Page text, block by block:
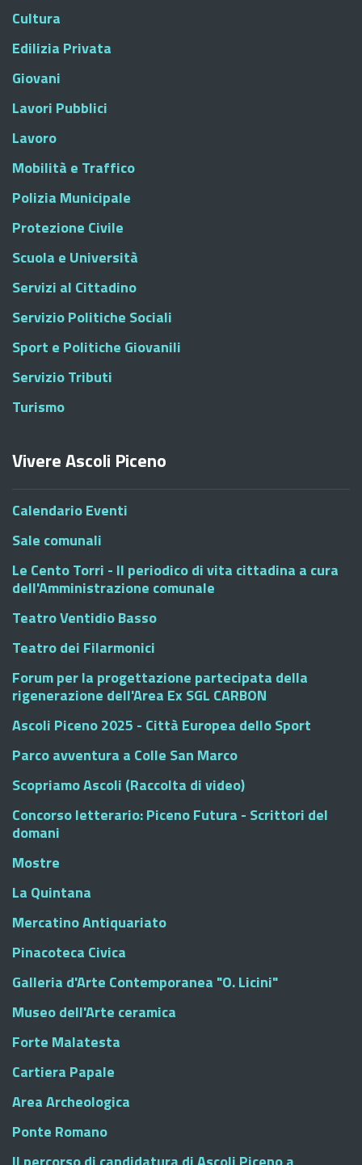
Cultura
Edilizia Privata
Giovani
Lavori Pubblici
Lavoro
Mobilità e Traffico
Polizia Municipale
Protezione Civile
Scuola e Università
Servizi al Cittadino
Servizio Politiche Sociali
Sport e Politiche Giovanili
Servizio Tributi
Turismo
Vivere Ascoli Piceno
Calendario Eventi
Sale comunali
Le Cento Torri - Il periodico di vita cittadina a cura
dell'Amministrazione comunale
Teatro Ventidio Basso
Teatro dei Filarmonici
Forum per la progettazione partecipata della
rigenerazione dell'Area Ex SGL CARBON
Ascoli Piceno 2025 - Città Europea dello Sport
Parco avventura a Colle San Marco
Scopriamo Ascoli (Raccolta di video)
Concorso letterario: Piceno Futura - Scrittori del
domani
Mostre
La Quintana
Mercatino Antiquariato
Pinacoteca Civica
Galleria d'Arte Contemporanea "O. Licini"
Museo dell'Arte ceramica
Forte Malatesta
Cartiera Papale
Area Archeologica
Ponte Romano